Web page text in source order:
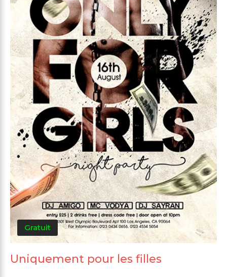
Gratuit
Uniquement pour les filles